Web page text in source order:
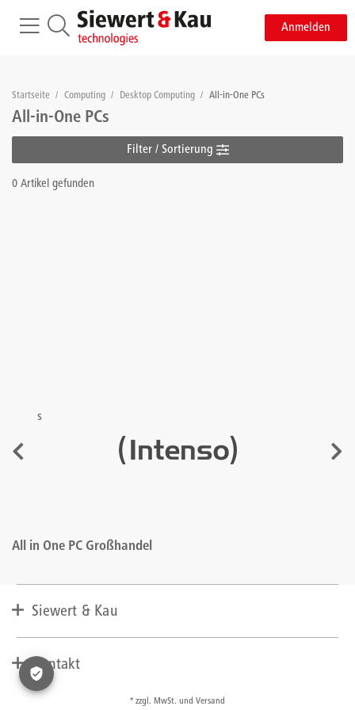
Anmelden
Startseite / Computing / Desktop Computing / All-in-One PCs
All-in-One PCs
Filter / Sortierung
0 Artikel gefunden
s
All in One PC Großhandel
Siewert & Kau
Lieferant werden
Presse
AGBs
Kontakt
+49 (0) 2271 763 100* zzgl. MwSt. und Versand